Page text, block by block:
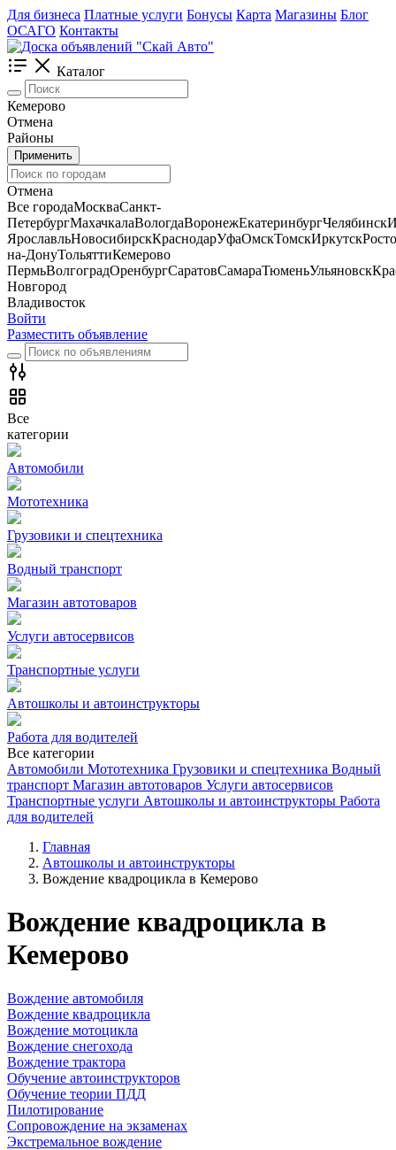
Для бизнеса Платные услуги Бонусы Карта Магазины Блог
ОСАГО Контакты
Каталог
Кемерово
Отмена
Районы
Применить
Отмена
Все городаМоскваСанкт-
ПетербургМахачкалаВологдаВоронежЕкатеринбургЧелябинск
ЯрославльНовосибирскКраснодарУфаОмскТомскИркутск
на-ДонуТольяттиКемерово
ПермьВолгоградОренбургСаратовСамараТюменьУльяновск
Новгород
Владивосток
Войти
Разместить объявление
Все
категории
Автомобили
Мототехника
Грузовики и спецтехника
Водный транспорт
Магазин автотоваров
Услуги автосервисов
Транспортные услуги
Автошколы и автоинструкторы
Работа для водителей
Все категории
Автомобили Мототехника Грузовики и спецтехника Водный
транспорт Магазин автотоваров Услуги автосервисов
Транспортные услуги Автошколы и автоинструкторы Работа
для водителей
Главная
Автошколы и автоинструкторы
Вождение квадроцикла в Кемерово
Вождение квадроцикла в
Кемерово
Вождение автомобиля
Вождение квадроцикла
Вождение мотоцикла
Вождение снегохода
Вождение трактора
Обучение автоинструкторов
Обучение теории ПДД
Пилотирование
Сопровождение на экзаменах
Экстремальное вождение